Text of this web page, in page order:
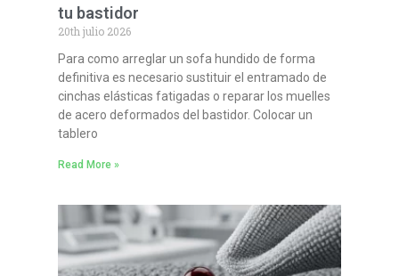
tu bastidor
20th julio 2026
Para como arreglar un sofa hundido de forma
definitiva es necesario sustituir el entramado de
cinchas elásticas fatigadas o reparar los muelles
de acero deformados del bastidor. Colocar un
tablero
Read More »